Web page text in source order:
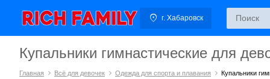
г. Хабаровск
Купальники гимнастические для
Главная Всё для девочек Одежда для спорта и плавания Купальники